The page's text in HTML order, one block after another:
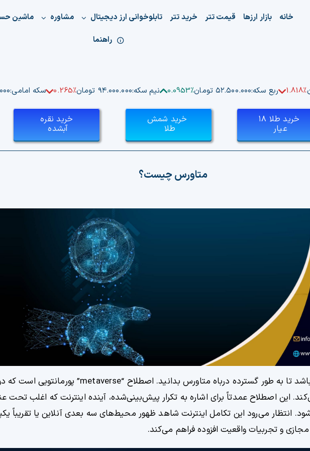
خانه بازار ارزها قیمت تتر خرید تتر تابلوخوانی ارز دیجیتال مشاوره ماشین
راهنما
1.818% ربع سکه:۵۲.۵۰۰.۰۰۰ تومان 0.0953% نیم سکه:۹۴.۰۰۰.۰۰۰ تومان 0.265% سکه امامی:
خرید طلا ۱۸
عیار
خرید شمش
طلا
خرید نقره
آبشده
متاورس چیست؟
انتظار می‌رود این تکامل اینترنت شاهد ظهور محیط‌های سه بعدی آنلاین یا تقریباً
و تجربیات واقعیت افزوده فراهم می‌کند.